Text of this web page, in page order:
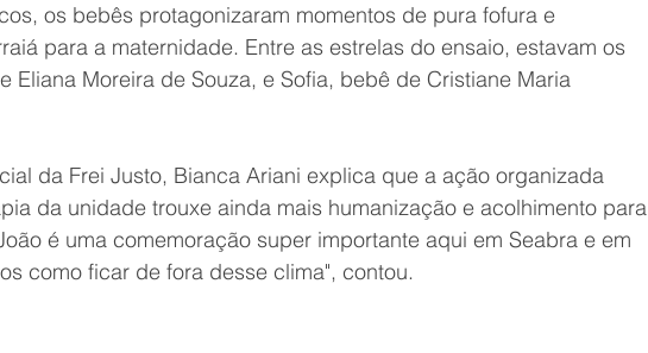
os bebês protagonizaram momentos de pura fofura e
para a maternidade. Entre as estrelas do ensaio, estavam os
Eliana Moreira de Souza, e Sofia, bebê de Cristiane Maria
da Frei Justo, Bianca Ariani explica que a ação organizada
da unidade trouxe ainda mais humanização e acolhimento para
é uma comemoração super importante aqui em Seabra e em
como ficar de fora desse clima", contou.